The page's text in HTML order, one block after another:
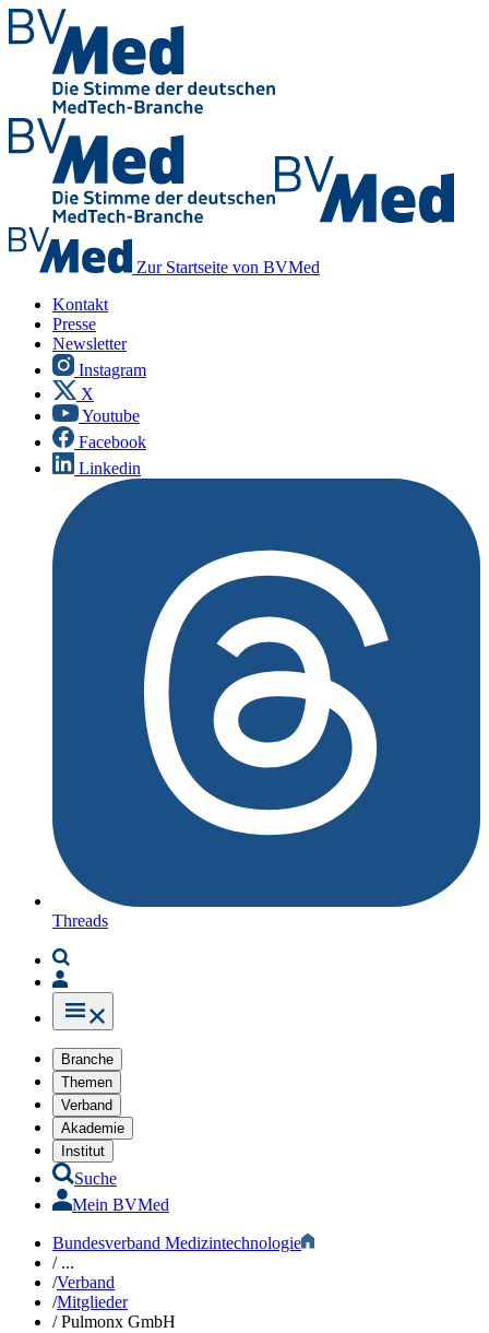
Zur Startseite von BVMed
Kontakt
Presse
Newsletter
Instagram
X
Youtube
Facebook
Linkedin
Threads
Branche
Themen
Verband
Akademie
Institut
Suche
Mein BVMed
Bundesverband Medizintechnologie
/...
/Verband
/Mitglieder
/Pulmonx GmbH